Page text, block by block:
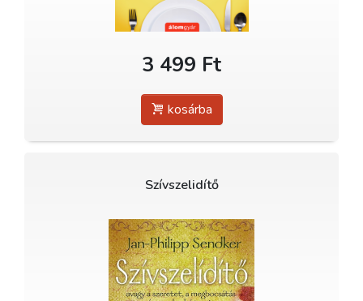
3 499 Ft
kosárba
Szívszelidítő